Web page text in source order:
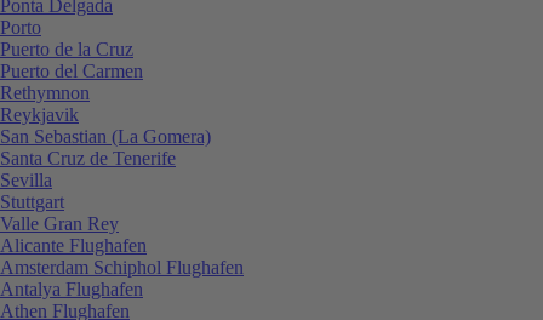
Ponta Delgada
Porto
Puerto de la Cruz
Puerto del Carmen
Rethymnon
Reykjavik
San Sebastian (La Gomera)
Santa Cruz de Tenerife
Sevilla
Stuttgart
Valle Gran Rey
Alicante Flughafen
Amsterdam Schiphol Flughafen
Antalya Flughafen
Athen Flughafen